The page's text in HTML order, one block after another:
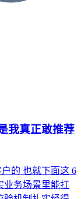
我真正敢推荐
的 也就下面这 6
业务场景里能扛